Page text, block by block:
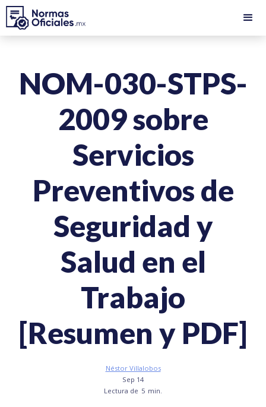
NOM-030-STPS-
2009 sobre
Servicios
Preventivos de
Seguridad y
Salud en el
Trabajo
[Resumen y PDF]
Néstor Villalobos
Sep 14
Lectura de 5 min.